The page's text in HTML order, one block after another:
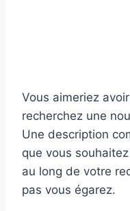
Vous aimeriez
recherchez une
Une description
que vous
au long de votre
pas vous égarez.